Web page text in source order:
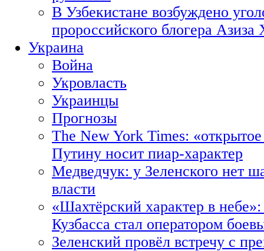
В Узбекистане возбуждено
пророссийского блогера Азиза
Украина
Война
Укровласть
Украинцы
Прогнозы
The New York Times:
Путину носит пиар-характер
Медведчук: у Зеленского нет
власти
«Шахтёрский характер в
Кузбасса стал оператором
Зеленский провёл встречу с